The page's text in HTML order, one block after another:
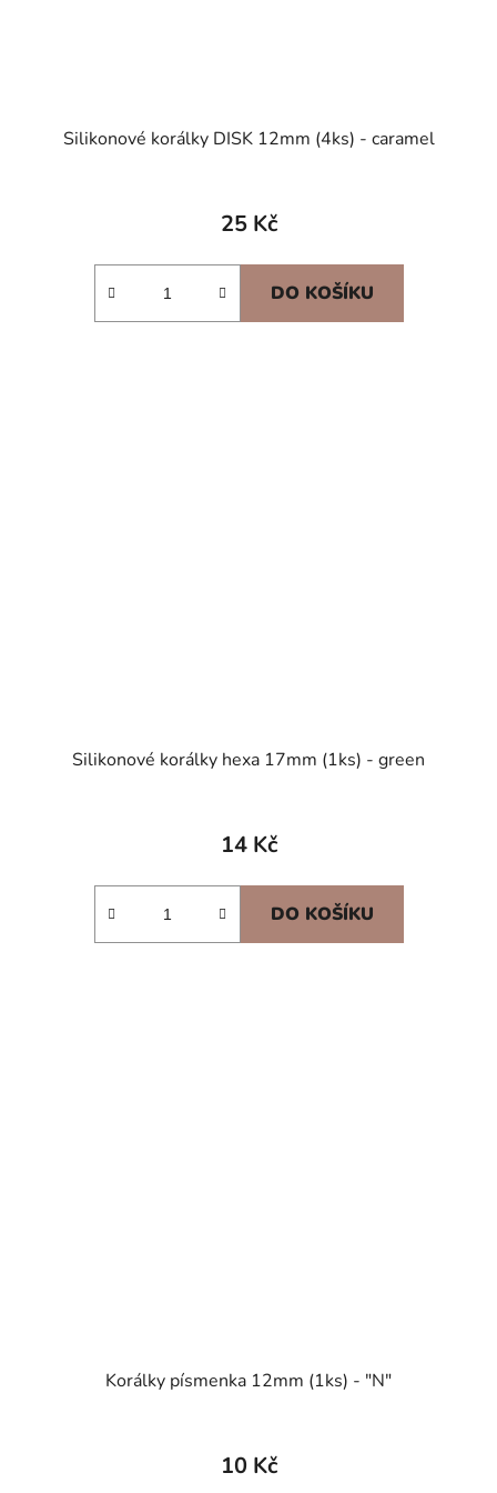
Silikonové korálky DISK 12mm (4ks) - caramel
25 Kč
DO KOŠÍKU
Silikonové korálky hexa 17mm (1ks) - green
14 Kč
DO KOŠÍKU
Korálky písmenka 12mm (1ks) - "N"
10 Kč